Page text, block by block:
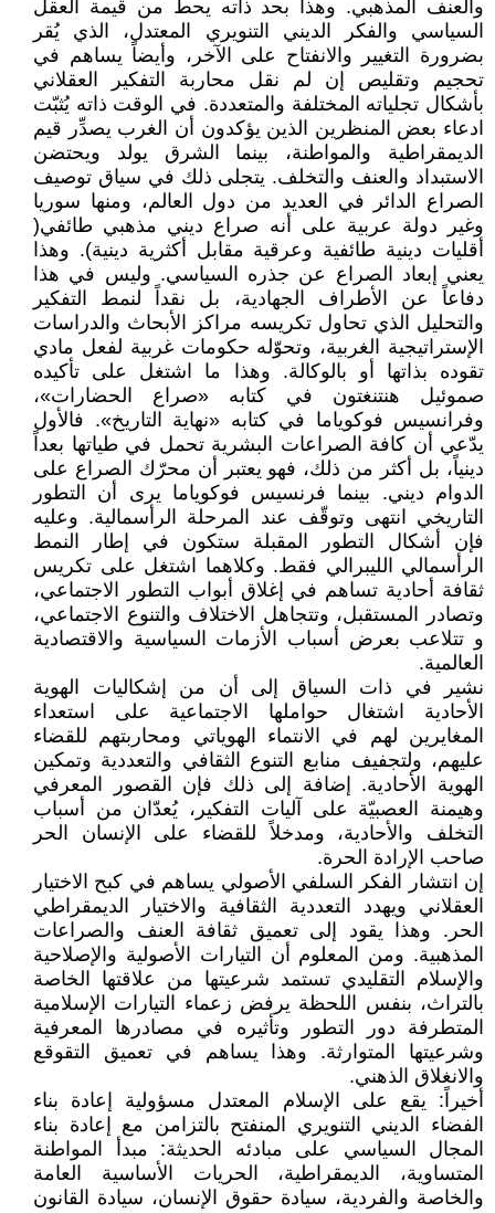
والعنف المذهبي. وهذا بحد ذاته يحط من قيمة العقل
السياسي والفكر الديني التنويري المعتدل، الذي يُقر
بضرورة التغيير والانفتاح على الآخر، وأيضاً يساهم في
تحجيم وتقليص إن لم نقل محاربة التفكير العقلاني
بأشكال تجلياته المختلفة والمتعددة. في الوقت ذاته يُثبّت
ادعاء بعض المنظرين الذين يؤكدون أن الغرب يصدِّر قيم
الديمقراطية والمواطنة، بينما الشرق يولد ويحتضن
الاستبداد والعنف والتخلف. يتجلى ذلك في سياق توصيف
الصراع الدائر في العديد من دول العالم، ومنها سوريا
وغير دولة عربية على أنه صراع ديني مذهبي طائفي(
أقليات دينية طائفية وعرقية مقابل أكثرية دينية). وهذا
يعني إبعاد الصراع عن جذره السياسي. وليس في هذا
دفاعاً عن الأطراف الجهادية، بل نقداً لنمط التفكير
والتحليل الذي تحاول تكريسه مراكز الأبحاث والدراسات
الإستراتيجية الغربية، وتحوّله حكومات غربية لفعل مادي
تقوده بذاتها أو بالوكالة. وهذا ما اشتغل على تأكيده
صموئيل هنتنغتون في كتابه «صراع الحضارات»،
وفرانسيس فوكوياما في كتابه «نهاية التاريخ». فالأول
يدّعي أن كافة الصراعات البشرية تحمل في طياتها بعداً
دينياً، بل أكثر من ذلك، فهو يعتبر أن محرّك الصراع على
الدوام ديني. بينما فرنسيس فوكوياما يرى أن التطور
التاريخي انتهى وتوقّف عند المرحلة الرأسمالية. وعليه
فإن أشكال التطور المقبلة ستكون في إطار النمط
الرأسمالي الليبرالي فقط. وكلاهما اشتغل على تكريس
ثقافة أحادية تساهم في إغلاق أبواب التطور الاجتماعي،
وتصادر المستقبل، وتتجاهل الاختلاف والتنوع الاجتماعي،
و تتلاعب بعرض أسباب الأزمات السياسية والاقتصادية
العالمية.
نشير في ذات السياق إلى أن من إشكاليات الهوية
الأحادية اشتغال حواملها الاجتماعية على استعداء
المغايرين لهم في الانتماء الهوياتي ومحاربتهم للقضاء
عليهم، ولتجفيف منابع التنوع الثقافي والتعددية وتمكين
الهوية الأحادية. إضافة إلى ذلك فإن القصور المعرفي
وهيمنة العصبيّة على آليات التفكير، يُعدّان من أسباب
التخلف والأحادية، ومدخلاً للقضاء على الإنسان الحر
صاحب الإرادة الحرة.
إن انتشار الفكر السلفي الأصولي يساهم في كبح الاختيار
العقلاني ويهدد التعددية الثقافية والاختيار الديمقراطي
الحر. وهذا يقود إلى تعميق ثقافة العنف والصراعات
المذهبية. ومن المعلوم أن التيارات الأصولية والإصلاحية
والإسلام التقليدي تستمد شرعيتها من علاقتها الخاصة
بالتراث، بنفس اللحظة يرفض زعماء التيارات الإسلامية
المتطرفة دور التطور وتأثيره في مصادرها المعرفية
وشرعيتها المتوارثة. وهذا يساهم في تعميق التقوقع
والانغلاق الذهني.
أخيراً: يقع على الإسلام المعتدل مسؤولية إعادة بناء
الفضاء الديني التنويري المنفتح بالتزامن مع إعادة بناء
المجال السياسي على مبادئه الحديثة: مبدأ المواطنة
المتساوية، الديمقراطية، الحريات الأساسية العامة
والخاصة والفردية، سيادة حقوق الإنسان، سيادة القانون